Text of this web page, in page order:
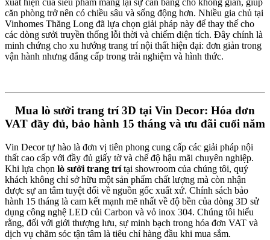
căn phòng trở nên có chiều sâu và sống động hơn. Nhiều gia chủ tại
Vinhomes Thăng Long đã lựa chọn giải pháp này để thay thế cho
các dòng sưởi truyền thống lỗi thời và chiếm diện tích. Đây chính là
minh chứng cho xu hướng trang trí nội thất hiện đại: đơn giản trong
vận hành nhưng đẳng cấp trong trải nghiệm và hình thức.
Mua lò sưởi trang trí 3D tại Vin Decor: Hóa đơn
VAT đầy đủ, bảo hành 15 tháng và ưu đãi cuối năm
Vin Decor tự hào là đơn vị tiên phong cung cấp các giải pháp nội
thất cao cấp với đầy đủ giấy tờ và chế độ hậu mãi chuyên nghiệp.
Khi lựa chọn lò sưởi trang trítại showroom của chúng tôi, quý
khách không chỉ sở hữu một sản phẩm chất lượng mà còn nhận
được sự an tâm tuyệt đối về nguồn gốc xuất xứ. Chính sách bảo
hành 15 tháng là cam kết mạnh mẽ nhất về độ bền của dòng 3D sử
dụng công nghệ LED củi Carbon và vỏ inox 304. Chúng tôi hiểu
rằng, đối với giới thượng lưu, sự minh bạch trong hóa đơn VAT và
dịch vụ chăm sóc tận tâm là tiêu chí hàng đầu khi mua sắm.